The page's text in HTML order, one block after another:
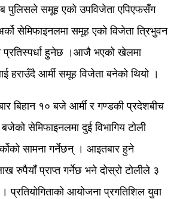
पुलिसले समूह एको उपविजेता एपिएफसँग
सेमिफाइनलमा समूह एको विजेता त्रिभुवन
प्रतिस्पर्धा हुनेछ ।आजै भएको खेलमा
हराउँदै आर्मी समूह विजेता बनेको थियो ।
बिहान १० बजे आर्मी र गण्डकी प्रदेशबीच
सेमिफाइनलमा दुई विभागिय टोली
सामना गर्नेछन् । आइतबार हुने
रुपैयाँ प्राप्त गर्नेछ भने दोस्रो टोलीले ३
प्रतियोगिताको आयोजना प्रगतिशिल युवा